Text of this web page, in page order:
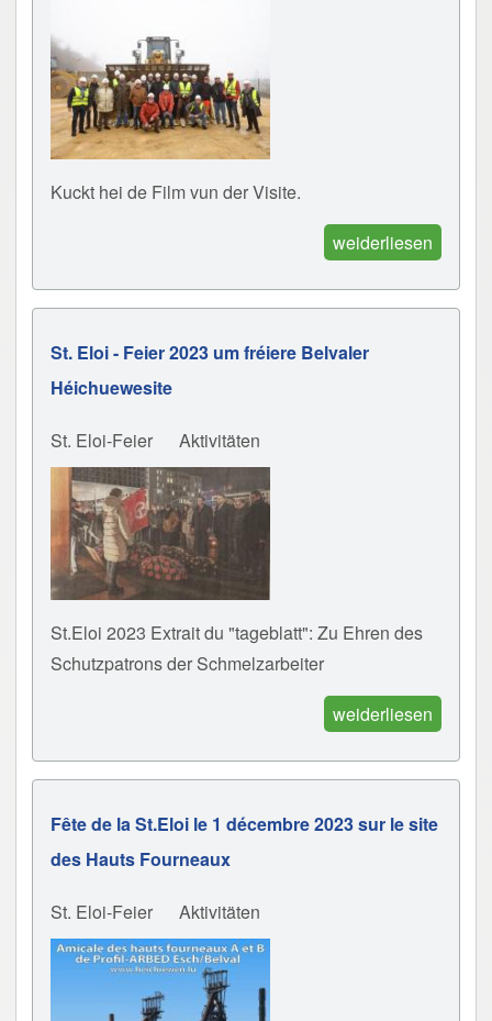
Kuckt hei de Film vun der Visite.
weiderliesen
St. Eloi - Feier 2023 um fréiere Belvaler
Héichuewesite
St. Eloi-Feier Aktivitäten
St.Eloi 2023 Extrait du "tageblatt": Zu Ehren des
Schutzpatrons der Schmelzarbeiter
weiderliesen
Fête de la St.Eloi le 1 décembre 2023 sur le site
des Hauts Fourneaux
St. Eloi-Feier Aktivitäten